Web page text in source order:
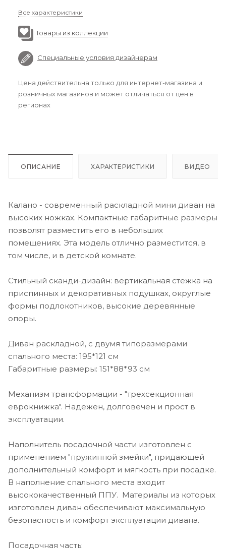
Все характеристики
Товары из коллекции
Специальные условия дизайнерам
Цена действительна только для интернет-магазина и
розничных магазинов и может отличаться от цен в
регионах
ОПИСАНИЕ ХАРАКТЕРИСТИКИ ВИДЕО
Калано - современный раскладной мини диван на
высоких ножках. Компактные габаритные размеры
позволят разместить его в небольших
помещениях. Эта модель отлично разместится, в
том числе, и в детской комнате.
Стильный сканди-дизайн: вертикальная стежка на
приспинных и декоративных подушках, округлые
формы подлокотников, высокие деревянные
опоры.
Диван раскладной, с двумя типоразмерами
спального места: 195*121 см
Габаритные размеры: 151*88*93 см
Механизм трансформации - "трехсекционная
еврокнижка". Надежен, долговечен и прост в
эксплуатации.
Наполнитель посадочной части изготовлен с
применением "пружинной змейки", придающей
дополнительный комфорт и мягкость при посадке.
В наполнение спального места входит
высококачественный ППУ. Материалы из которых
изготовлен диван обеспечивают максимальную
безопасность и комфорт эксплуатации дивана.
Посадочная часть: